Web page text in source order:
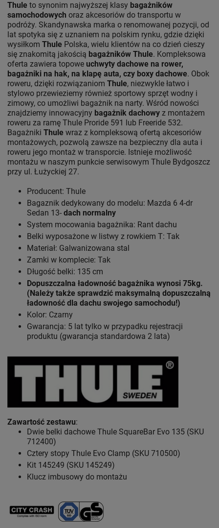
Thule to synonim najwyższej klasy bagażników
samochodowych oraz akcesoriów do transportu w
podróży. Skandynawska marka o renomowanej pozycji, od
lat spotyka się z uznaniem na polskim rynku, gdzie dzięki
wysiłkom Thule Polska, wielu klientów na co dzień cieszy
się znakomitą jakością bagażników Thule. Kompleksowa
oferta zawiera topowe uchwyty dachowe na rower,
bagażniki na hak, na klapę auta, czy boxy dachowe. Obok
roweru, dzięki rozwiązaniom Thule, niezwykle łatwo i
stylowo przewieziemy również sportowy sprzęt wodny i
zimowy, co umożliwi bagażnik na narty. Wśród nowości
znajdziemy innowacyjny bagażnik dachowy z montażem
roweru za ramę Thule Proride 591 lub Freeride 532.
Bagażniki Thule wraz z kompleksową ofertą akcesoriów
montażowych, pozwolą zawsze na bezpieczny dla auta i
roweru jego montaż w transporcie. Istnieje możliwość
montażu w naszym punkcie serwisowym Thule Bydgoszcz
przy ul. Łużyckiej 27.
Producent: Thule
Bagaznik dedykowany do modelu: Mazda 6 4-dr
Sedan 13- dach normalny
System mocowania bagażnika: Rant dachu
Belki wyposażone w listwy z rowkiem T: Tak
Materiał: Galwanizowana stal
Zamki w komplecie: Tak
Długość belki: 135 cm
Dopuszczalna ładowność bagażnika wynosi 75kg.
(Należy także sprawdzić maksymalną dopuszczalną
ładowność dla dachu swojego samochodu!)
Kolor: Czarny
Gwarancja: 5 lat tylko w przypadku rejestracji
produktu (gwarancja standardowa 2 lata)
Zawartość zestawu:
Dwie belki dachowe Thule SquareBar Evo 135 (SKU
712400)
Cztery stopy Thule Evo Clamp (SKU 710500)
Kit 145249 (SKU 145249)
Klucz imbusowy do montażu